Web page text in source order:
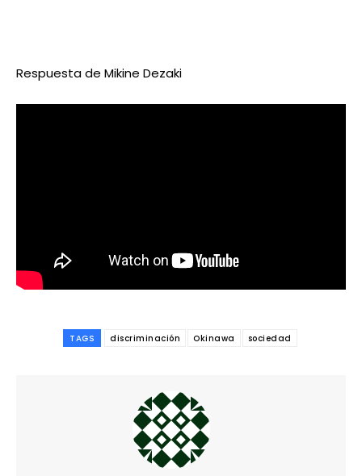
Respuesta de Mikine Dezaki
TAGS discriminación Okinawa sociedad